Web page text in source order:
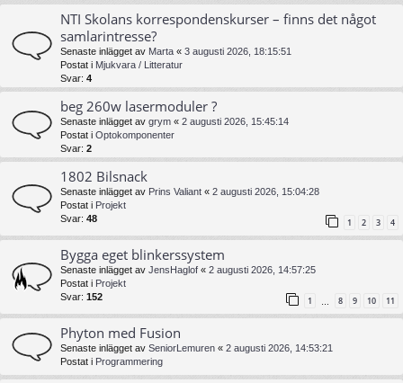
NTI Skolans korrespondenskurser – finns det något
samlarintresse?
Senaste inlägget av Marta « 3 augusti 2026, 18:15:51
Postat i Mjukvara / Litteratur
Svar: 4
beg 260w lasermoduler ?
Senaste inlägget av grym « 2 augusti 2026, 15:45:14
Postat i Optokomponenter
Svar: 2
1802 Bilsnack
Senaste inlägget av Prins Valiant « 2 augusti 2026, 15:04:28
Postat i Projekt
Svar: 48 1 2 3 4
Bygga eget blinkerssystem
Senaste inlägget av JensHaglof « 2 augusti 2026, 14:57:25
Postat i Projekt
Svar: 152 1 8 9 10 11
Phyton med Fusion
Senaste inlägget av SeniorLemuren « 2 augusti 2026, 14:53:21
Postat i Programmering